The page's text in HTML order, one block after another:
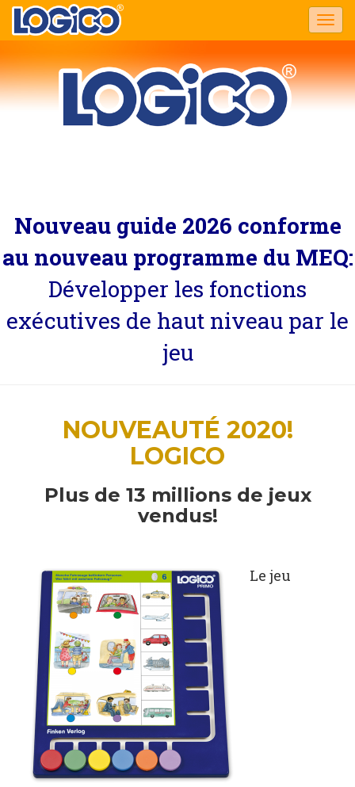
Nouveau guide 2026 conforme
au nouveau programme du MEQ:
Développer les fonctions
exécutives de haut niveau par le
jeu
NOUVEAUTÉ 2020!
LOGICO
Plus de 13 millions de jeux
vendus!
Le jeu